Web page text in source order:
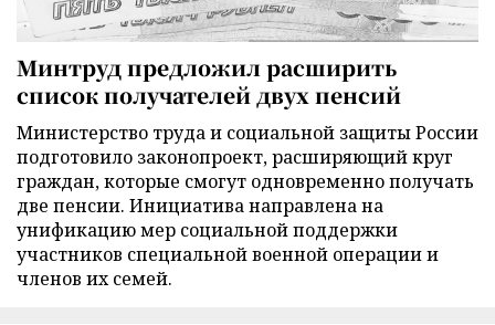
Минтруд предложил расширить
список получателей двух пенсий
Министерство труда и социальной защиты России
подготовило законопроект, расширяющий круг
граждан, которые смогут одновременно получать
две пенсии. Инициатива направлена на
унификацию мер социальной поддержки
участников специальной военной операции и
членов их семей.